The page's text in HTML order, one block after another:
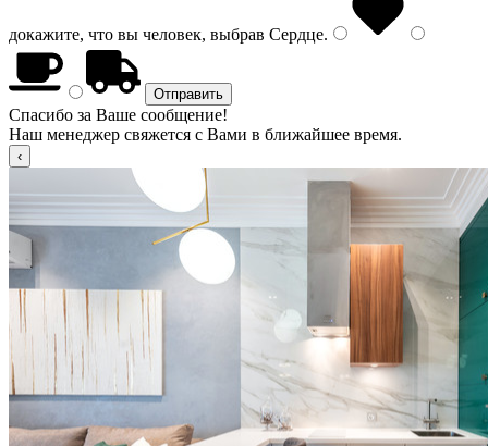
докажите, что вы человек, выбрав Сердце.
Спасибо за Ваше сообщение!
Наш менеджер свяжется с Вами в ближайшее время.